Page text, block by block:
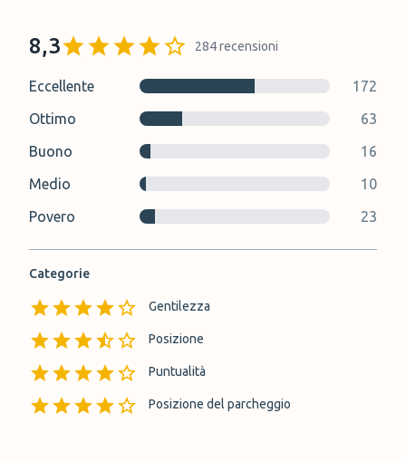
8,3 284recensioni
Eccellente
172
Ottimo
63
Buono
16
Medio
10
Povero
23
Categorie
Gentilezza
Posizione
Puntualità
Posizione del parcheggio